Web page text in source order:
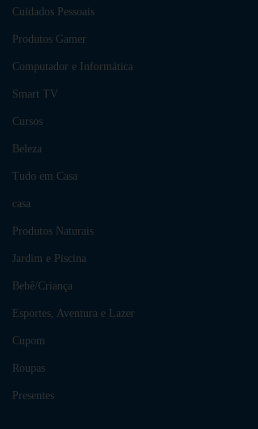
Cuidados Pessoais
Produtos Gamer
Computador e Informática
Smart TV
Cursos
Beleza
Tudo em Casa
casa
Produtos Naturais
Jardim e Piscina
Bebê/Criança
Esportes, Aventura e Lazer
Cupom
Roupas
Presentes